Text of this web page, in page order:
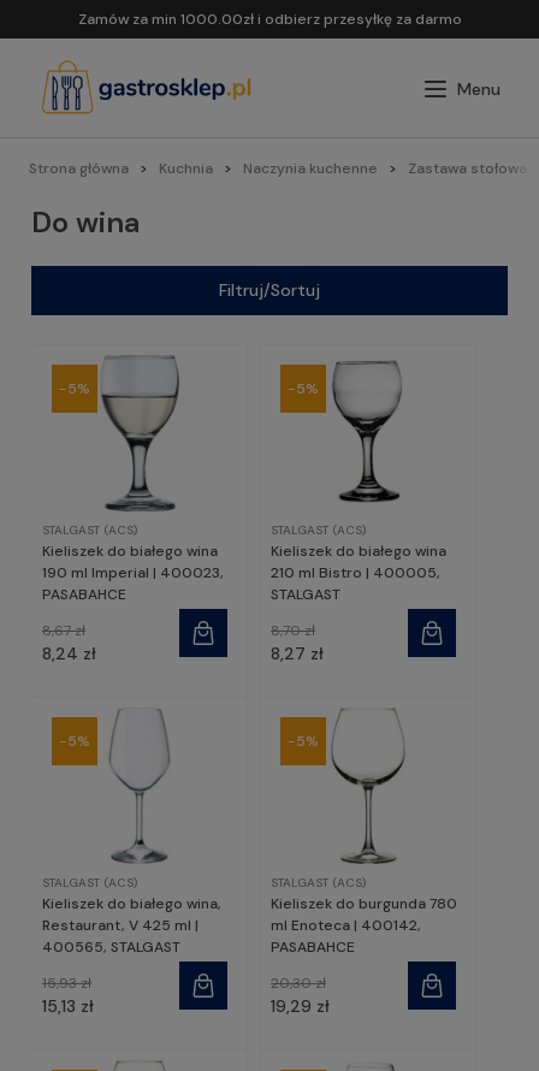
Zamów za min 1000.00zł i odbierz przesyłkę za darmo
Strona główna Kuchnia Naczynia kuchenne Zastawa stołowa
Do wina
Filtruj/Sortuj
STALGAST (ACS)
Kieliszek do białego wina
190 ml Imperial | 400023,
PASABAHCE
8,24 zł
8,67 zł
-5%
STALGAST (ACS)
Kieliszek do białego wina
210 ml Bistro | 400005,
STALGAST
8,27 zł
8,70 zł
-5%
STALGAST (ACS)
Kieliszek do białego wina,
Restaurant, V 425 ml |
400565, STALGAST
15,13 zł
15,93 zł
-5%
STALGAST (ACS)
Kieliszek do burgunda 780
ml Enoteca | 400142,
PASABAHCE
19,29 zł
20,30 zł
-5%